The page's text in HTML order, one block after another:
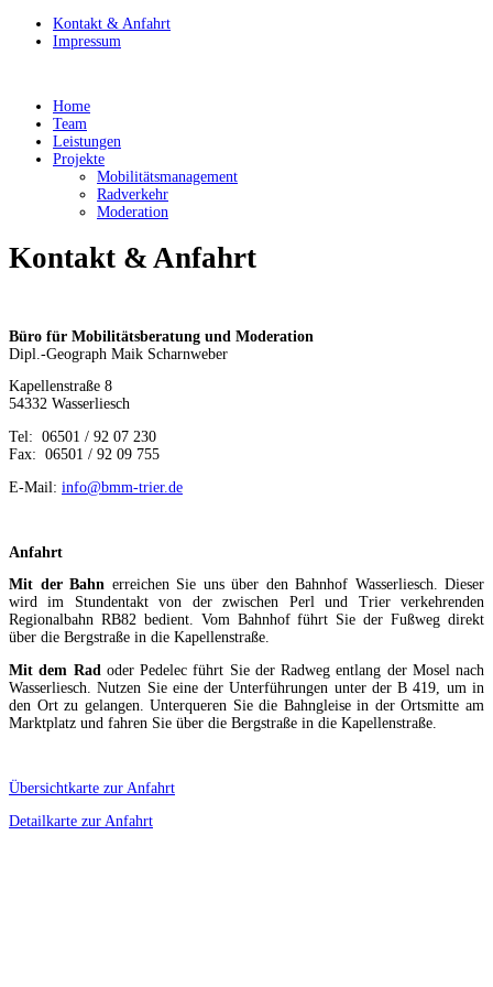
Kontakt & Anfahrt
Impressum
Home
Team
Leistungen
Projekte
Mobilitätsmanagement
Radverkehr
Moderation
Kontakt & Anfahrt
Büro für Mobilitätsberatung und Moderation
Dipl.-Geograph Maik Scharnweber
Kapellenstraße 8
54332 Wasserliesch
Tel: 06501 / 92 07 230
Fax: 06501 / 92 09 755
E-Mail: info@bmm-trier.de
Anfahrt
Mit der Bahn erreichen Sie uns über den Bahnhof Wasserliesch. Dieser
wird im Stundentakt von der zwischen Perl und Trier verkehrenden
Regionalbahn RB82 bedient. Vom Bahnhof führt Sie der Fußweg direkt
über die Bergstraße in die Kapellenstraße.
Mit dem Rad oder Pedelec führt Sie der Radweg entlang der Mosel nach
Wasserliesch. Nutzen Sie eine der Unterführungen unter der B 419, um in
den Ort zu gelangen. Unterqueren Sie die Bahngleise in der Ortsmitte am
Marktplatz und fahren Sie über die Bergstraße in die Kapellenstraße.
Übersichtkarte zur Anfahrt
Detailkarte zur Anfahrt